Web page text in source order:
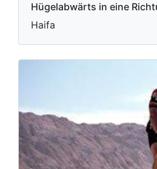
Hügelabwärts in eine
Haifa